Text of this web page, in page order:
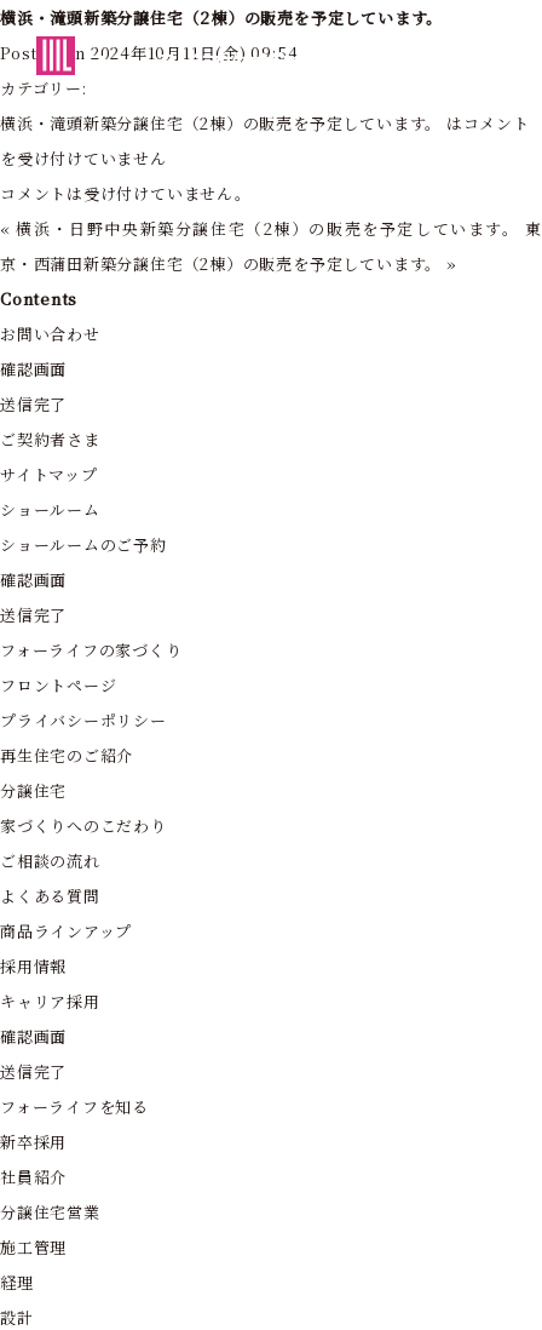
フォーライフ株式会社
横浜・滝頭新築分譲住宅（2棟）の販売を予定しています。
Posted on 2024年10月11日(金) 09:54
カテゴリー:
横浜・滝頭新築分譲住宅（2棟）の販売を予定しています。 は コメント
を受け付けていません
コメントは受け付けていません。
«横浜・日野中央新築分譲住宅（2棟）の販売を予定しています。
東
京・西蒲田新築分譲住宅（2棟）の販売を予定しています。
»
Contents
お問い合わせ
確認画面
送信完了
ご契約者さま
サイトマップ
ショールーム
ショールームのご予約
確認画面
送信完了
フォーライフの家づくり
フロントページ
プライバシーポリシー
再生住宅のご紹介
分譲住宅
家づくりへのこだわり
ご相談の流れ
よくある質問
商品ラインアップ
採用情報
キャリア採用
確認画面
送信完了
フォーライフを知る
新卒採用
社員紹介
分譲住宅営業
施工管理
経理
設計